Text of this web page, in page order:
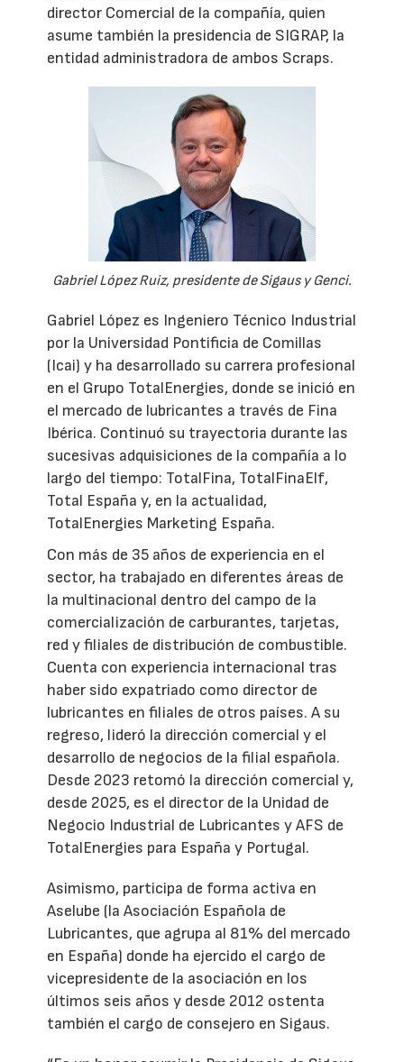
director Comercial de la compañía, quien
asume también la presidencia de SIGRAP, la
entidad administradora de ambos Scraps.
Gabriel López Ruiz, presidente de Sigaus y Genci.
Gabriel López es Ingeniero Técnico Industrial
por la Universidad Pontificia de Comillas
(Icai) y ha desarrollado su carrera profesional
en el Grupo TotalEnergies, donde se inició en
el mercado de lubricantes a través de Fina
Ibérica. Continuó su trayectoria durante las
sucesivas adquisiciones de la compañía a lo
largo del tiempo: TotalFina, TotalFinaElf,
Total España y, en la actualidad,
TotalEnergies Marketing España.
Con más de 35 años de experiencia en el
sector, ha trabajado en diferentes áreas de
la multinacional dentro del campo de la
comercialización de carburantes, tarjetas,
red y filiales de distribución de combustible.
Cuenta con experiencia internacional tras
haber sido expatriado como director de
lubricantes en filiales de otros países. A su
regreso, lideró la dirección comercial y el
desarrollo de negocios de la filial española.
Desde 2023 retomó la dirección comercial y,
desde 2025, es el director de la Unidad de
Negocio Industrial de Lubricantes y AFS de
TotalEnergies para España y Portugal.
Asimismo, participa de forma activa en
Aselube (la Asociación Española de
Lubricantes, que agrupa al 81% del mercado
en España) donde ha ejercido el cargo de
vicepresidente de la asociación en los
últimos seis años y desde 2012 ostenta
también el cargo de consejero en Sigaus.